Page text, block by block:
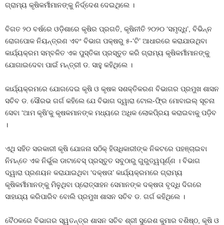
ଗ୍ରାମ୍ୟ କୃଷିକର୍ମୀମାନଙ୍କୁ ନିର୍ଦ୍ଦେଶ ଦେଇଥିଲେ ।
ବିଗତ ୨୦ ବର୍ଷରେ ଓଡ଼ିଶାରେ କୃଷିର ପ୍ରଗତି, କୃଷିନୀତି ୨୦୨୦ ‘ସମୃଦ୍ଧି’, ବିଭିନ୍ନ
ରୋଗପୋକ ନିୟନ୍ତ୍ରଣ ଏବଂ ବିଭାଗ ପକ୍ଷରୁ ୫-‘ଟି’ ଆଧାରରେ କରାଯାଉଥିବା
କାର୍ଯ୍ୟକ୍ରମ ସମ୍ବଳିତ ଏକ ପୁସ୍ତିକା ପ୍ରସ୍ତୁତ କରି ଗ୍ରାମ୍ୟ କୃଷିକର୍ମୀମାନଙ୍କୁ
ଯୋଗାଇଦେବା ପାଇଁ ମନ୍ତ୍ରୀ ଡ. ସାହୁ କହିଥିଲେ ।
କାର୍ଯ୍ୟକ୍ରମରେ ଯୋଗଦେଇ କୃଷି ଓ କୃଷକ ସଶକ୍ତିକରଣ ବିଭାଗର ପ୍ରମୁଖ ଶାସନ
ସଚିବ ଡ. ସୌରଭ ଗର୍ଗ କହିଲେ ଯେ ବିଭାଗ ଦ୍ୱାରା ଟୋଲ-ଫି୍ର ମୋବାଇଲ୍‌ ସୂଚନା
ସେବା ‘ଆମ କୃଷି’କୁ କୃଷକମାନଙ୍କ ମଧ୍ୟରେ ଅଧିକ ଲୋକପି୍ରୟ କରାଇବାକୁ ପଡ଼ିବ
।
ଏଥି ସହିତ ସରକାରୀ କୃଷି ଯୋଜନା ସଠିକ୍‌ ହିତାଧିକାରୀଙ୍କ ନିକଟରେ ପହଞ୍ଚାଇବା
ନିମନ୍ତେ ଏକ ନିର୍ଭୁଲ ଡାଟାବେସ୍‌ ପ୍ରସ୍ତୁତ ସବୁଠାରୁ ଗୁରୁତ୍ୱପୂର୍ଣ୍ଣ । ବିଭାଗ
ଦ୍ୱାରା ପ୍ରଣୟନ କରାଯାଇଥିବା ‘ଦକ୍ଷତା’ କାର୍ଯ୍ୟକ୍ରମରେ ଗ୍ରାମ୍ୟ
କୃଷିକର୍ମୀମାନଙ୍କୁ ମିଳୁଥିବା ପ୍ରୋତ୍ସାହନ ସେମାନଙ୍କ ଦକ୍ଷତା ବୃଦ୍ଧି ଦିଗରେ
ସାହାଯ୍ୟ କରିପାରିବ ବୋଲି ପ୍ରମୁଖ ଶାସନ ସଚିବ ଡ. ଗର୍ଗ କହିଥିଲେ ।
ବୈଠକରେ ବିଭାଗର ସ୍ୱତନ୍ତ୍ର ଶାସନ ସଚିବ ଶ୍ରୀ ସୁରେଶ କୁମାର ବଶିଷ୍ଠ, କୃଷି ଓ